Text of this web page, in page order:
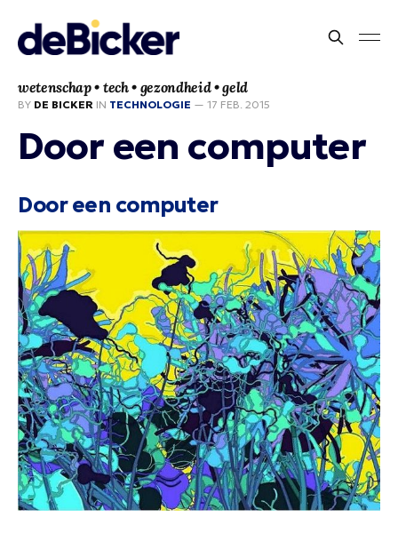
wetenschap • tech • gezondheid • geld
BY DE BICKER IN TECHNOLOGIE — 17 FEB. 2015
Door een computer
Door een computer